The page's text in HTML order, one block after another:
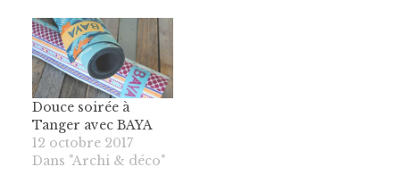
Douce soirée à
Tanger avec BAYA
12 octobre 2017
Dans "Archi & déco"